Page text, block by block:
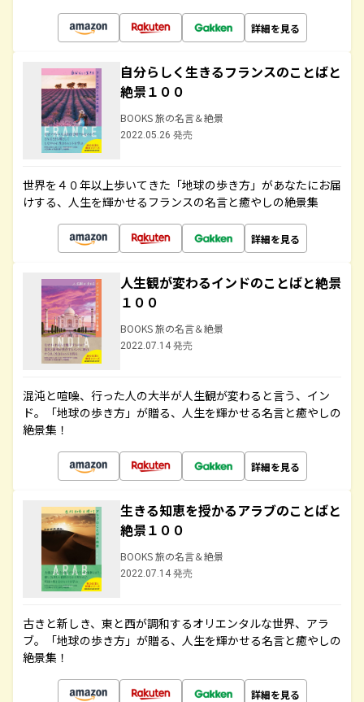
詳細を見る
自分らしく生きるフランスのことばと
絶景１００
BOOKS 旅の名言＆絶景
2022.05.26 発売
世界を４０年以上歩いてきた「地球の歩き方」があなたにお届
けする、人生を輝かせるフランスの名言と癒やしの絶景集
詳細を見る
人生観が変わるインドのことばと絶景
１００
BOOKS 旅の名言＆絶景
2022.07.14 発売
混沌と喧噪、行った人の大半が人生観が変わると言う、イン
ド。「地球の歩き方」が贈る、人生を輝かせる名言と癒やしの
絶景集！
詳細を見る
生きる知恵を授かるアラブのことばと
絶景１００
BOOKS 旅の名言＆絶景
2022.07.14 発売
古きと新しき、東と西が調和するオリエンタルな世界、アラ
ブ。「地球の歩き方」が贈る、人生を輝かせる名言と癒やしの
絶景集！
詳細を見る